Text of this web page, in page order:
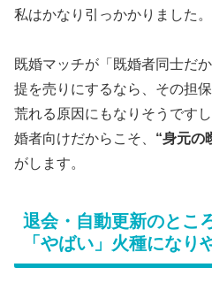
私はかなり引っかかりました。
既婚マッチが「既婚者同士だ
提を売りにするなら、その担
荒れる原因にもなりそうです
婚者向けだからこそ、 “身元の
がします。
退会・自動更新のとこ
「やばい」火種になり